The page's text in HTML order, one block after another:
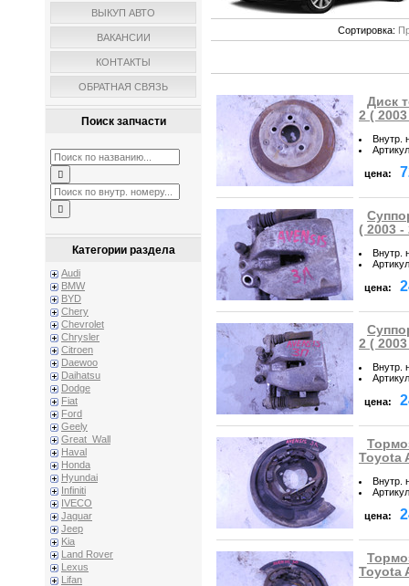
ВЫКУП АВТО
ВАКАНСИИ
КОНТАКТЫ
ОБРАТНАЯ СВЯЗЬ
Поиск запчасти
Категории раздела
Audi
BMW
BYD
Chery
Chevrolet
Chrysler
Citroen
Daewoo
Daihatsu
Dodge
Fiat
Ford
Geely
Great_Wall
Haval
Honda
Hyundai
Infiniti
IVECO
Jaguar
Jeep
Kia
Land Rover
Lexus
Lifan
Сортировка:
Диск
2 (
Внутр.
Артикул
цена:
( 2003 -
Внутр.
Артикул
цена:
2 (
Внутр.
Артикул
цена:
Toyota
Внутр.
Артикул
цена:
Toyota